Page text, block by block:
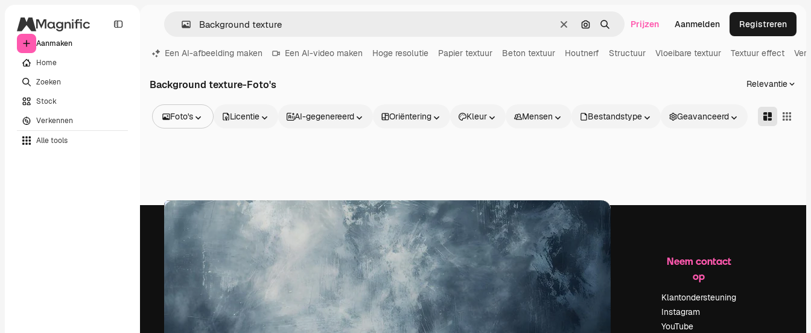
Aanmaken
Home
Zoeken
Stock
Verkennen
Alle tools
WissenZoeken op afbeelding
ZoekenPrijzen Aanmelden Registreren
Een AI-afbeelding maken Een AI-video maken Hoge resolutie Papier textuur Beton textuur Houtnerf Structuur Vloeibare textuur Textuur effect
Background texture-Foto's Relevantie
Foto's
Video's
Filmmateriaal
Dynamische afbeeldingen
Videosjablonen
3D-modellen
Lettertypen
Licentie AI-gegenereerd Oriëntering Kleur Mensen Bestandstype Geavanceerd
Het creatieve platform om je beste werk te
creëren. Meer dan 1 miljoen abonnees
onder creatievelingen, ondernemingen,
bureaus en studio's.
Producten
Spaces
AI-assistent
AI Image Generator
AI Video Generator
Aan de slag
Academy
Documentatie
Ondersteuning
Algemene
Bedrijf
Prijzen
Over ons
Reviews
Neem contact
op
Klantondersteuning
Instagram
YouTube